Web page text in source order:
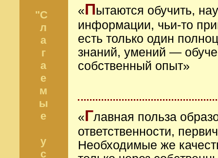
"С
л
а
г
а
е
м
ы
е
у
с
«Пытаются обучить,
информации, чьи-то
есть только один
знаний, умений —
собственный опыт»
«Главная польза
ответственности,
Необходимые же